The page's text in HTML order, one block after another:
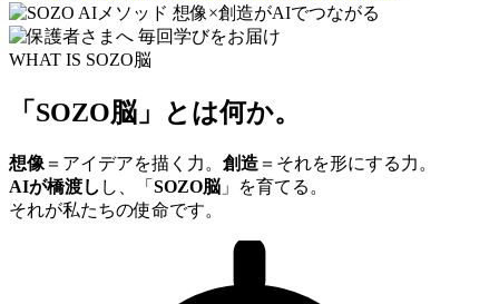
WHAT IS SOZO脳
「SOZO脳」とは何か。
想像 ＝アイデアを描く力。 創造 ＝それを形にする力。
AIが橋渡し し、「 SOZO脳 」を育てる。
それが私たちの使命です。